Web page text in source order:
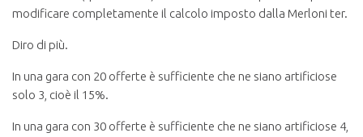
modificare completamente il calcolo imposto dalla Merloni ter.
Diro di più.
In una gara con 20 offerte è sufficiente che ne siano artificiose
solo 3, cioè il 15%.
In una gara con 30 offerte è sufficiente che ne siano artificiose 4,